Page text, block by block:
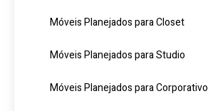
Móveis Planejados para Closet
Móveis Planejados para Studio
Móveis Planejados para Corporativo